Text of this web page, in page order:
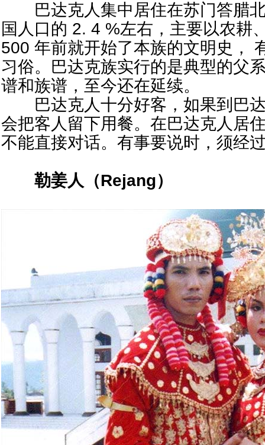
巴达克人集中居住在苏门答腊北
国人口的 2. 4 %左右，主要以农耕
500 年前就开始了本族的文明史，
习俗。巴达克族实行的是典型的父
谱和族谱，至今还在延续。
巴达克人十分好客，如果到巴达
会把客人留下用餐。在巴达克人居
不能直接对话。有事要说时，须经
勒姜人（Rejang）